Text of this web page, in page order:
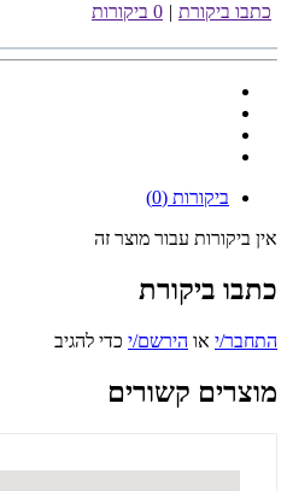
כתבו ביקורת | 0 ביקורות
ביקורות (0)
אין ביקורות עבור מוצר זה
כתבו ביקורת
התחבר/י או הירשם/י כדי להגיב
מוצרים קשורים